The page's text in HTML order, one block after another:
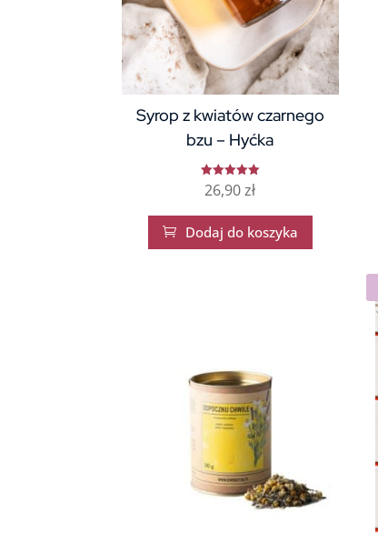
Syrop z kwiatów czarnego
bzu – Hyćka
Oceniono
5.00
26,90zł
 Dodaj do koszyka